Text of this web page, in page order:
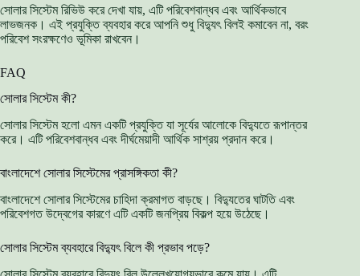
সোলার সিস্টেম রিভিউ করে দেখা যায়, এটি পরিবেশবান্ধব এবং আর্থিকভাবে
লাভজনক। এই প্রযুক্তি ব্যবহার করে আপনি শুধু বিদ্যুৎ বিলই কমাবেন না, বরং
পরিবেশ সংরক্ষণেও ভূমিকা রাখবেন।
FAQ
সোলার সিস্টেম কী?
সোলার সিস্টেম হলো এমন একটি প্রযুক্তি যা সূর্যের আলোকে বিদ্যুতে রূপান্তর
করে। এটি পরিবেশবান্ধব এবং দীর্ঘমেয়াদী আর্থিক সাশ্রয় প্রদান করে।
বাংলাদেশে সোলার সিস্টেমের প্রাসঙ্গিকতা কী?
বাংলাদেশে সোলার সিস্টেমের চাহিদা ক্রমাগত বাড়ছে। বিদ্যুতের ঘাটতি এবং
পরিবেশগত উদ্বেগের কারণে এটি একটি জনপ্রিয় বিকল্প হয়ে উঠেছে।
সোলার সিস্টেম ব্যবহারে বিদ্যুৎ বিলে কী প্রভাব পড়ে?